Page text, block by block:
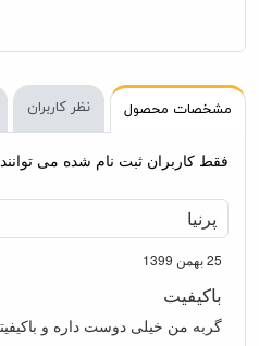
مشخصات محصول نظر کاربران
برند
مورد استفاده
طعم
وزن